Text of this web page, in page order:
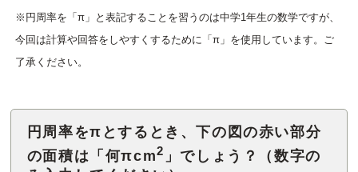
※円周率を「π」と表記することを習うのは中学1年生の数学ですが、
今回は計算や回答をしやすくするために「π」を使用しています。ご
了承ください。
円周率をπとするとき、下の図の赤い部分
の面積は「何πcm2 」でしょう？（数字の